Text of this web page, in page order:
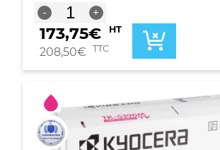
-
quantité
de
Cartouche
de
toner
original
Kyocera
TK5390
-
1T02Z10NL0/TK5390K
+
173,75€ HT
208,50€ TTC